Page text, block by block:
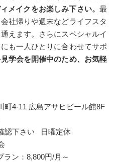
メイクをお楽しみ下さい。 最
社帰りや週末などライフスタ
えます。さらにスペシャルイ
も一人ひとりに合わせてサポ
学会を開催中のため、お気軽
町4-11 広島アサヒビール館8F
認下さい 日曜定休
ン：8,800円/月～